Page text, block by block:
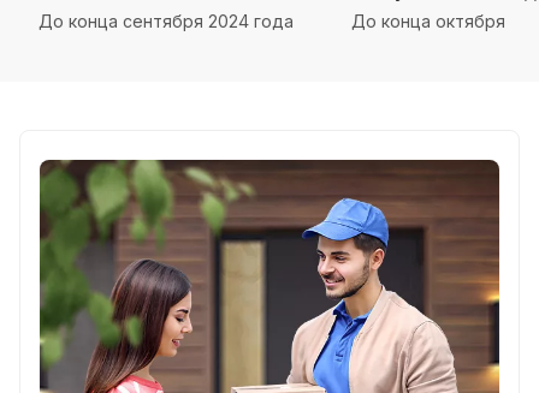
До конца сентября 2024 года До конца октября